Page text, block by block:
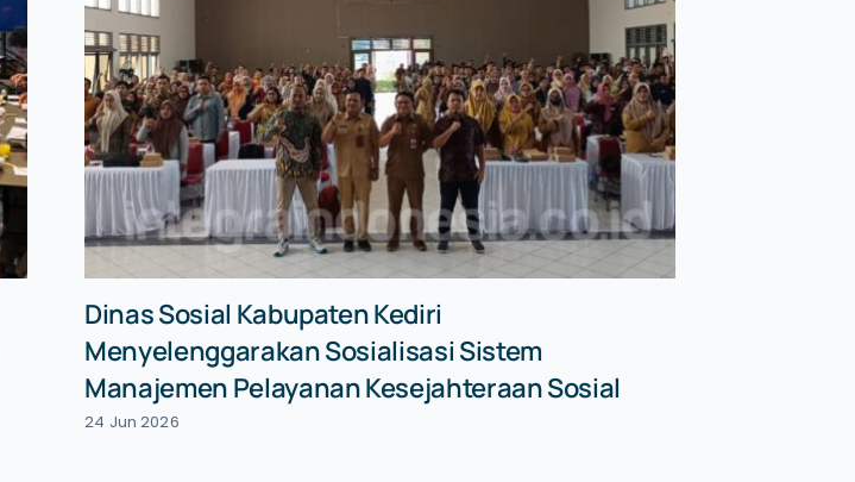
Dinas Sosial Kabupaten Kediri
Menyelenggarakan Sosialisasi Sistem
Manajemen Pelayanan Kesejahteraan Sosial
24 Jun 2026